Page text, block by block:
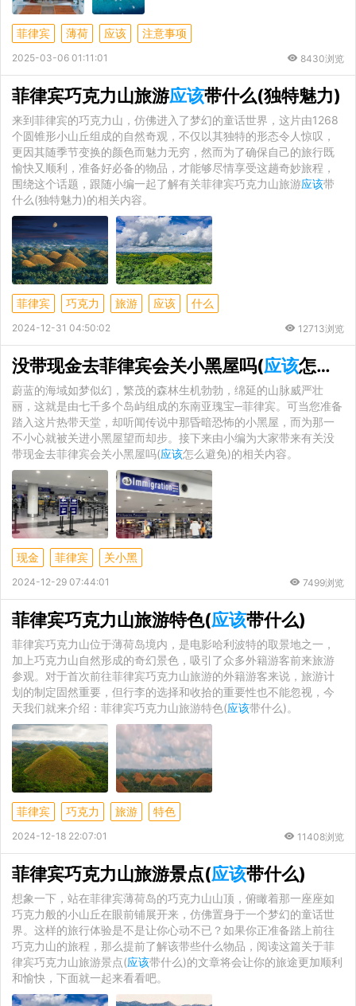
菲律宾 薄荷 应该 注意事项
2025-03-06 01:11:01 8430浏览
菲律宾巧克力山旅游应该带什么(独特魅力)
来到菲律宾的巧克力山，仿佛进入了梦幻的童话世界，这片由1268
个圆锥形小山丘组成的自然奇观，不仅以其独特的形态令人惊叹，
更因其随季节变换的颜色而魅力无穷，然而为了确保自己的旅行既
愉快又顺利，准备好必备的物品，才能够尽情享受这趟奇妙旅程，
围绕这个话题，跟随小编一起了解有关菲律宾巧克力山旅游应该带
什么(独特魅力)的相关内容。
菲律宾 巧克力 旅游 应该 什么
2024-12-31 04:50:02 12713浏览
没带现金去菲律宾会关小黑屋吗(应该怎么避免)
蔚蓝的海域如梦似幻，繁茂的森林生机勃勃，绵延的山脉威严壮
丽，这就是由七千多个岛屿组成的东南亚瑰宝─菲律宾。可当您准备
踏入这片热带天堂，却听闻传说中那昏暗恐怖的小黑屋，而为那一
不小心就被关进小黑屋望而却步。接下来由小编为大家带来有关没
带现金去菲律宾会关小黑屋吗(应该怎么避免)的相关内容。
现金 菲律宾 关小黑
2024-12-29 07:44:01 7499浏览
菲律宾巧克力山旅游特色(应该带什么)
菲律宾巧克力山位于薄荷岛境内，是电影哈利波特的取景地之一，
加上巧克力山自然形成的奇幻景色，吸引了众多外籍游客前来旅游
参观。对于首次前往菲律宾巧克力山旅游的外籍游客来说，旅游计
划的制定固然重要，但行李的选择和收拾的重要性也不能忽视，今
天我们就来介绍：菲律宾巧克力山旅游特色(应该带什么)。
菲律宾 巧克力 旅游 特色
2024-12-18 22:07:01 11408浏览
菲律宾巧克力山旅游景点(应该带什么)
想象一下，站在菲律宾薄荷岛的巧克力山山顶，俯瞰着那一座座如
巧克力般的小山丘在眼前铺展开来，仿佛置身于一个梦幻的童话世
界。这样的旅行体验是不是让你心动不已？如果你正准备踏上前往
巧克力山的旅程，那么提前了解该带些什么物品，阅读这篇关于菲
律宾巧克力山旅游景点(应该带什么)的文章将会让你的旅途更加顺利
和愉快，下面就一起来看看吧。